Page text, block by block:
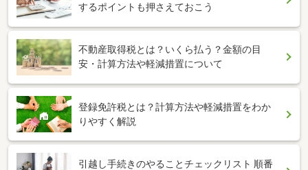
するポイントも押さえておこう
不動産取得税とは？いくら払う？金額の目
安・計算方法や軽減措置について
登録免許税とは？計算方法や軽減措置をわか
りやすく解説
引越し手続きのやることチェックリスト 順番